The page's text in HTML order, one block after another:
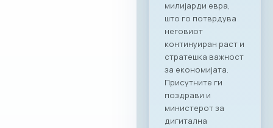
моќен сојузник кој
гарантира
беспрекорна
организација и
поддршка за сите
идни корпоративни
активности,“ велат
од комората. „Ни
претставува
особена чест што